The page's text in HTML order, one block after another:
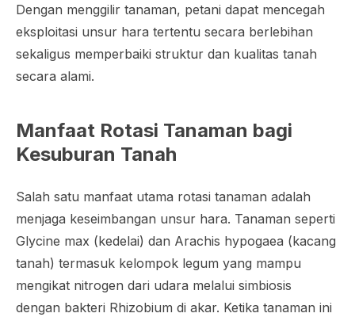
Dengan menggilir tanaman, petani dapat mencegah
eksploitasi unsur hara tertentu secara berlebihan
sekaligus memperbaiki struktur dan kualitas tanah
secara alami.
Manfaat Rotasi Tanaman bagi
Kesuburan Tanah
Salah satu manfaat utama rotasi tanaman adalah
menjaga keseimbangan unsur hara. Tanaman seperti
Glycine max (kedelai) dan Arachis hypogaea (kacang
tanah) termasuk kelompok legum yang mampu
mengikat nitrogen dari udara melalui simbiosis
dengan bakteri Rhizobium di akar. Ketika tanaman ini